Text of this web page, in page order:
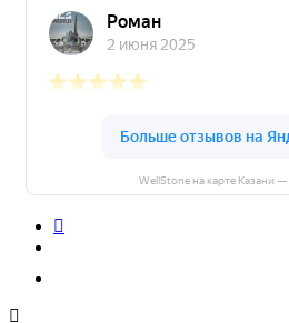
WellStone на карте Казани